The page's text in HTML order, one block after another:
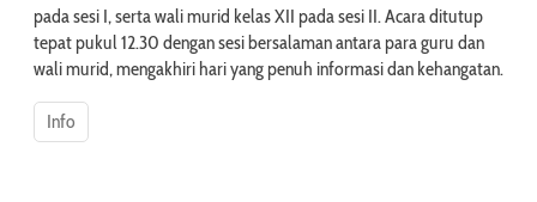
pada sesi I, serta wali murid kelas XII pada sesi II. Acara ditutup
tepat pukul 12.30 dengan sesi bersalaman antara para guru dan
wali murid, mengakhiri hari yang penuh informasi dan kehangatan.
Info